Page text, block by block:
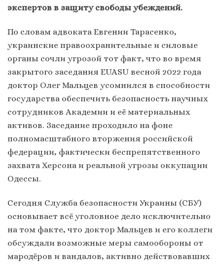
экспертов в защиту свободы убеждений.
По словам адвоката Евгении Тарасенко,
украинские правоохранительные и силовые
органы сочли угрозой тот факт, что во время
закрытого заседания EUASU весной 2022 года
доктор Олег Мальцев усомнился в способности
государства обеспечить безопасность научных
сотрудников Академии и её материальных
активов. Заседание проходило на фоне
полномасштабного вторжения российской
федерации, фактически беспрепятственного
захвата Херсона и реальной угрозы оккупации
Одессы.
Сегодня Служба безопасности Украины (СБУ)
основывает всё уголовное дело исключительно
на том факте, что доктор Мальцев и его коллеги
обсуждали возможные меры самообороны от
мародёров и вандалов, активно действовавших